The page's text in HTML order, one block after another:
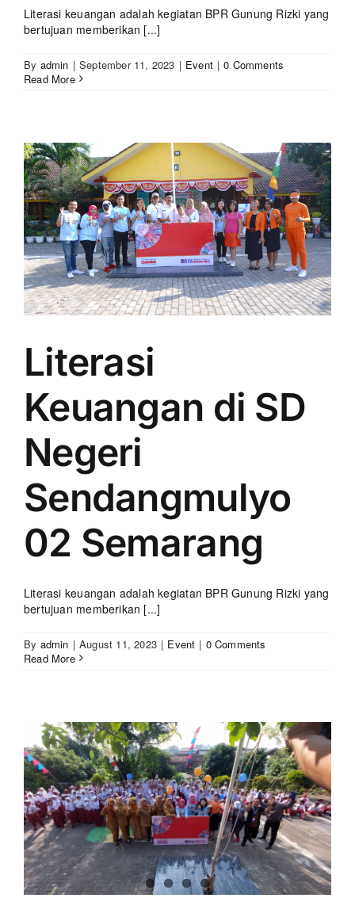
Literasi keuangan adalah kegiatan BPR Gunung Rizki yang
bertujuan memberikan [...]
By admin | September 11, 2023 | Event | 0 Comments
Read More
Literasi
Keuangan di SD
Negeri
Sendangmulyo
02 Semarang
Literasi keuangan adalah kegiatan BPR Gunung Rizki yang
bertujuan memberikan [...]
By admin | August 11, 2023 | Event | 0 Comments
Read More